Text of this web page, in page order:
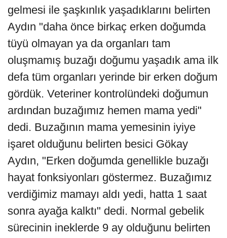
gelmesi ile şaşkınlık yaşadıklarını belirten
Aydın "daha önce birkaç erken doğumda
tüyü olmayan ya da organları tam
oluşmamış buzağı doğumu yaşadık ama ilk
defa tüm organları yerinde bir erken doğum
gördük. Veteriner kontrolündeki doğumun
ardından buzağımız hemen mama yedi"
dedi. Buzağının mama yemesinin iyiye
işaret olduğunu belirten besici Gökay
Aydın, "Erken doğumda genellikle buzağı
hayat fonksiyonları göstermez. Buzağımız
verdiğimiz mamayı aldı yedi, hatta 1 saat
sonra ayağa kalktı" dedi. Normal gebelik
sürecinin ineklerde 9 ay olduğunu belirten